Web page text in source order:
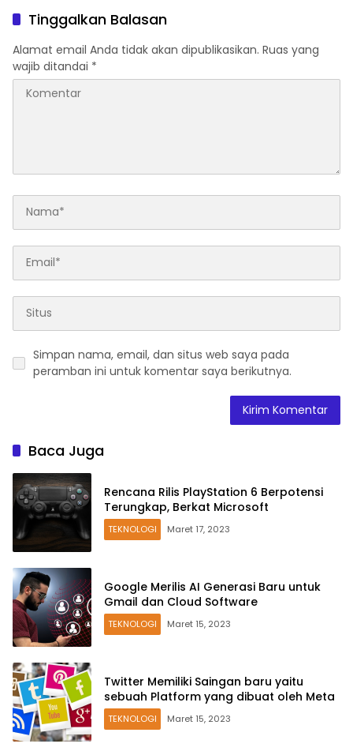
Tinggalkan Balasan
Alamat email Anda tidak akan dipublikasikan. Ruas yang
wajib ditandai *
Simpan nama, email, dan situs web saya pada
peramban ini untuk komentar saya berikutnya.
Baca Juga
Rencana Rilis PlayStation 6 Berpotensi
Terungkap, Berkat Microsoft
TEKNOLOGI Maret 17, 2023
Google Merilis AI Generasi Baru untuk
Gmail dan Cloud Software
TEKNOLOGI Maret 15, 2023
Twitter Memiliki Saingan baru yaitu
sebuah Platform yang dibuat oleh Meta
TEKNOLOGI Maret 15, 2023